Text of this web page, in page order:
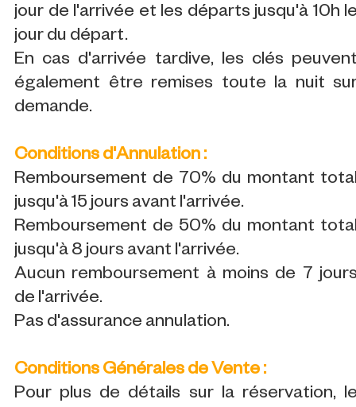
jour de l'arrivée et les départs jusqu'à 10h
jour du départ.
En cas d'arrivée tardive, les clés
également être remises toute la nuit
demande.
Conditions d'Annulation :
Remboursement de 70% du montant
jusqu'à 15 jours avant l'arrivée.
Remboursement de 50% du montant
jusqu'à 8 jours avant l'arrivée.
Aucun remboursement à moins de 7
de l'arrivée.
Pas d'assurance annulation.
Conditions Générales de Vente :
Pour plus de détails sur la réservation,